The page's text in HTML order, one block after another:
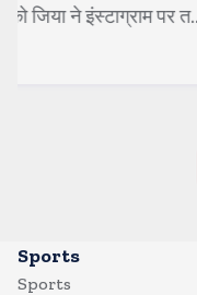
बहसों, बगावत, दोस्ती,
Sports
Sports